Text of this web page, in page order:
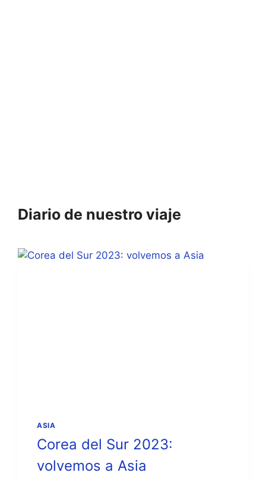
Diario de nuestro viaje
ASIA
Corea del Sur 2023:
volvemos a Asia